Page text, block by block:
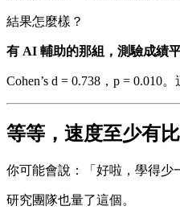
結果怎麼樣？
有 AI 輔助的那組，測驗成績
Cohen’s d = 0.738，p =
等等，速度至少有
你可能會說：「好啦，學得少
研究團隊也量了這個。